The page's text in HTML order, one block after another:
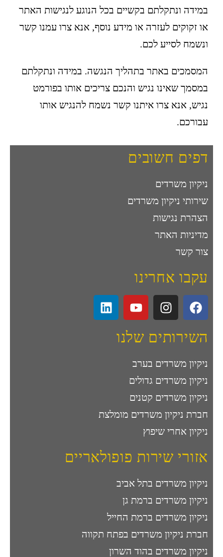
במידה ונתקלתם בקשיים בכל הנוגע לנגישות האתר
או זקוקים לעזרה או מידע נוסף, אנא צרו עמנו קשר
ונשמח לסייע לכם.
המסמכים באתר בתהליך הנגשה. במידה ונתקלתם
במסמך שאינו נגיש והנכם צריכים אותו בפורמט
נגיש, אנא צרו איתנו קשר נשמח להנגיש אותו
עבורכם.
דפים חשובים
ניקיון משרדים
שירותי ניקיון משרדים
הצהרת נגישות
מדיניות האתר
צור קשר
עקבו אחרינו
השירותים שלנו
ניקיון משרדים בערב
ניקיון משרדים גדולים
ניקיון משרדים קטנים
חברת ניקיון משרדים מומלצת
ניקיון אחרי שיפוץ
אזורי שירות פופולאריים
ניקיון משרדים בתל אביב
ניקיון משרדים ברמת גן
ניקיון משרדים ברמת החייל
חברת ניקיון משרדים בפתח תקווה
ניקיון משרדים בהוד השרון